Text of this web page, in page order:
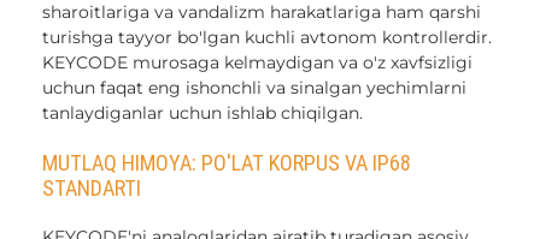
sharoitlariga va vandalizm harakatlariga ham qarshi
turishga tayyor bo'lgan kuchli avtonom kontrollerdir.
KEYCODE murosaga kelmaydigan va o'z xavfsizligi
uchun faqat eng ishonchli va sinalgan yechimlarni
tanlaydiganlar uchun ishlab chiqilgan.
MUTLAQ HIMOYA: PO'LAT KORPUS VA IP68
STANDARTI